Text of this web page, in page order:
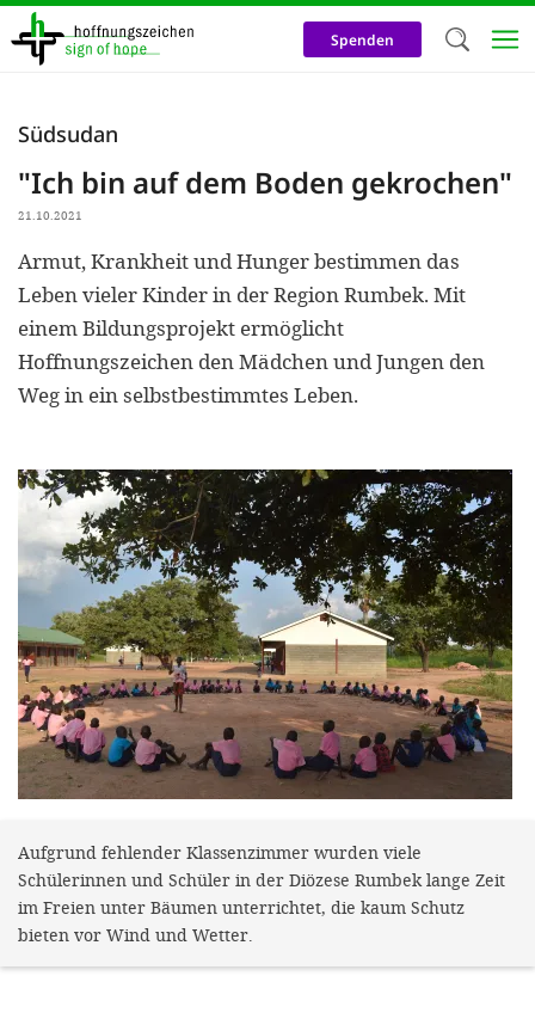
Direkt
zum
Inhalt
Spenden
Südsudan
"Ich bin auf dem Boden gekrochen"
21.10.2021
Armut, Krankheit und Hunger bestimmen das
Leben vieler Kinder in der Region Rumbek. Mit
einem Bildungsprojekt ermöglicht
Hoffnungszeichen den Mädchen und Jungen den
Weg in ein selbstbestimmtes Leben.
Aufgrund fehlender Klassenzimmer wurden viele
Schülerinnen und Schüler in der Diözese Rumbek lange Zeit
im Freien unter Bäumen unterrichtet, die kaum Schutz
bieten vor Wind und Wetter.
Wir
Cookies zu
Online-
und
unsere
gewinnen.